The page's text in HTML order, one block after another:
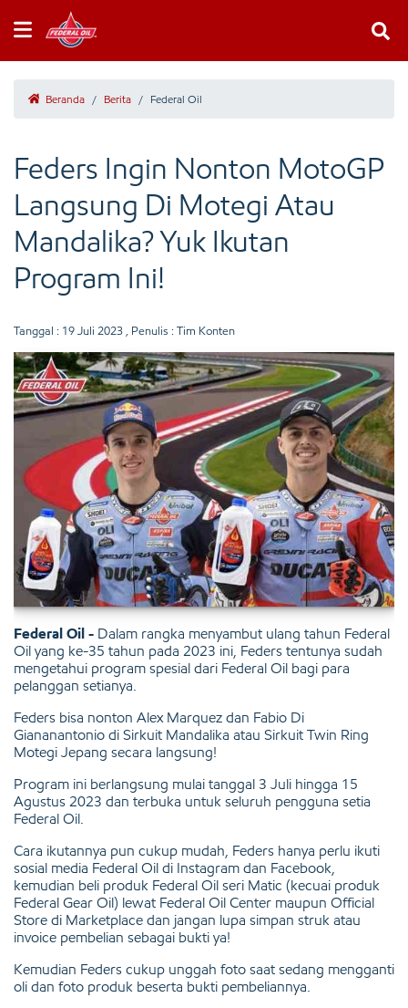
Beranda / Berita / Federal Oil
Feders Ingin Nonton MotoGP
Langsung Di Motegi Atau
Mandalika? Yuk Ikutan
Program Ini!
Tanggal : 19 Juli 2023 , Penulis : Tim Konten
Federal Oil - Dalam rangka menyambut ulang tahun Federal
Oil yang ke-35 tahun pada 2023 ini, Feders tentunya sudah
mengetahui program spesial dari Federal Oil bagi para
pelanggan setianya.
Feders bisa nonton Alex Marquez dan Fabio Di
Giananantonio di Sirkuit Mandalika atau Sirkuit Twin Ring
Motegi Jepang secara langsung!
Program ini berlangsung mulai tanggal 3 Juli hingga 15
Agustus 2023 dan terbuka untuk seluruh pengguna setia
Federal Oil.
Cara ikutannya pun cukup mudah, Feders hanya perlu ikuti
sosial media Federal Oil di Instagram dan Facebook,
kemudian beli produk Federal Oil seri Matic (kecuai produk
Federal Gear Oil) lewat Federal Oil Center maupun Official
Store di Marketplace dan jangan lupa simpan struk atau
invoice pembelian sebagai bukti ya!
Kemudian Feders cukup unggah foto saat sedang mengganti
oli dan foto produk beserta bukti pembeliannya.